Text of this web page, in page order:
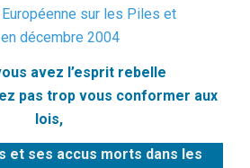
sur les Piles et
décembre 2004
avez l’esprit rebelle
pas trop vous conformer aux
lois,
et ses accus morts dans les